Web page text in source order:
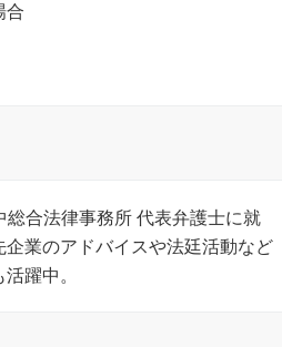
合
合法律事務所 代表弁護士に就
業のアドバイスや法廷活動など
躍中。